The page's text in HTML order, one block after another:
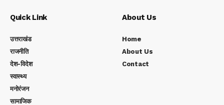
Quick Link
उत्तराखंड
राजनीति
देश-विदेश
स्वास्थ्य
मनोरंजन
सामाजिक
About Us
Home
About Us
Contact